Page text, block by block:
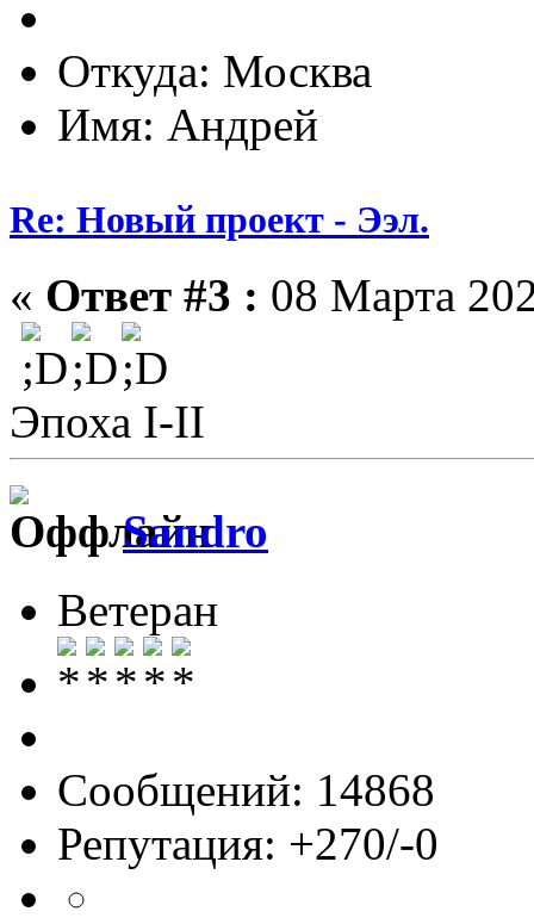
Откуда: Москва
Имя: Андрей
Re: Новый проект - Ээл.
« Ответ #3 : 08 Марта
Эпоха I-II
Sandro
Ветеран
Сообщений: 14868
Репутация: +270/-0